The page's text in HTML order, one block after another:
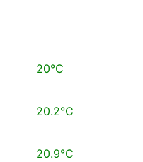
20°C
20.2°C
20.9°C